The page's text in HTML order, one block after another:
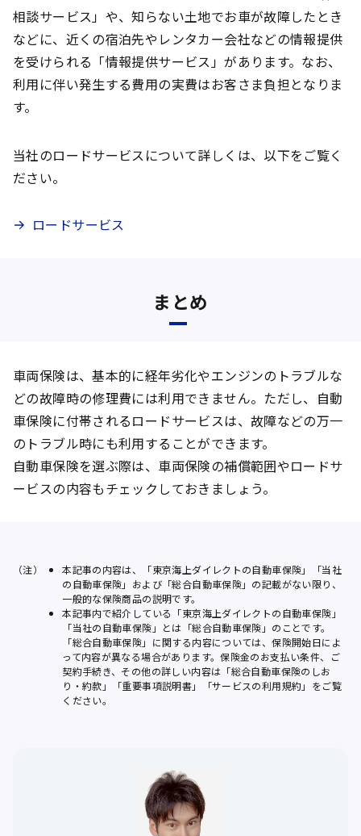
相談サービス」や、知らない土地でお車が故障したとき
などに、近くの宿泊先やレンタカー会社などの情報提供
を受けられる「情報提供サービス」があります。なお、
利用に伴い発生する費用の実費はお客さま負担となりま
す。
当社のロードサービスについて詳しくは、以下をご覧く
ださい。
ロードサービス
まとめ
車両保険は、基本的に経年劣化やエンジンのトラブルな
どの故障時の修理費には利用できません。ただし、自動
車保険に付帯されるロードサービスは、故障などの万一
のトラブル時にも利用することができます。
自動車保険を選ぶ際は、車両保険の補償範囲やロードサ
ービスの内容もチェックしておきましょう。
（注）
本記事の内容は、「東京海上ダイレクトの自動車保険」「当社
の自動車保険」および「総合自動車保険」の記載がない限り、
一般的な保険商品の説明です。
本記事内で紹介している「東京海上ダイレクトの自動車保険」
「当社の自動車保険」とは「総合自動車保険」のことです。
「総合自動車保険」に関する内容については、保険開始日によ
って内容が異なる場合があります。保険金のお支払い条件、ご
契約手続き、その他の詳しい内容は「総合自動車保険のしお
り・約款」「重要事項説明書」「サービスの利用規約」をご覧
ください。